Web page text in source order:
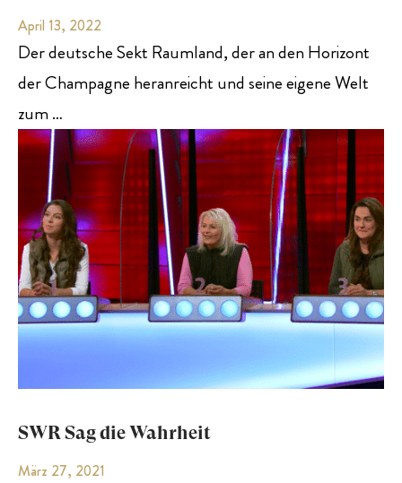
April 13, 2022
Der deutsche Sekt Raumland, der an den Horizont
der Champagne heranreicht und seine eigene Welt
zum …
SWR Sag die Wahrheit
März 27, 2021